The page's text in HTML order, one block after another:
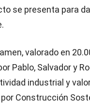
se presenta para
valorado en
Pablo, Salvador y
industrial y
Construcción